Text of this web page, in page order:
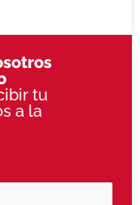
tu
a la